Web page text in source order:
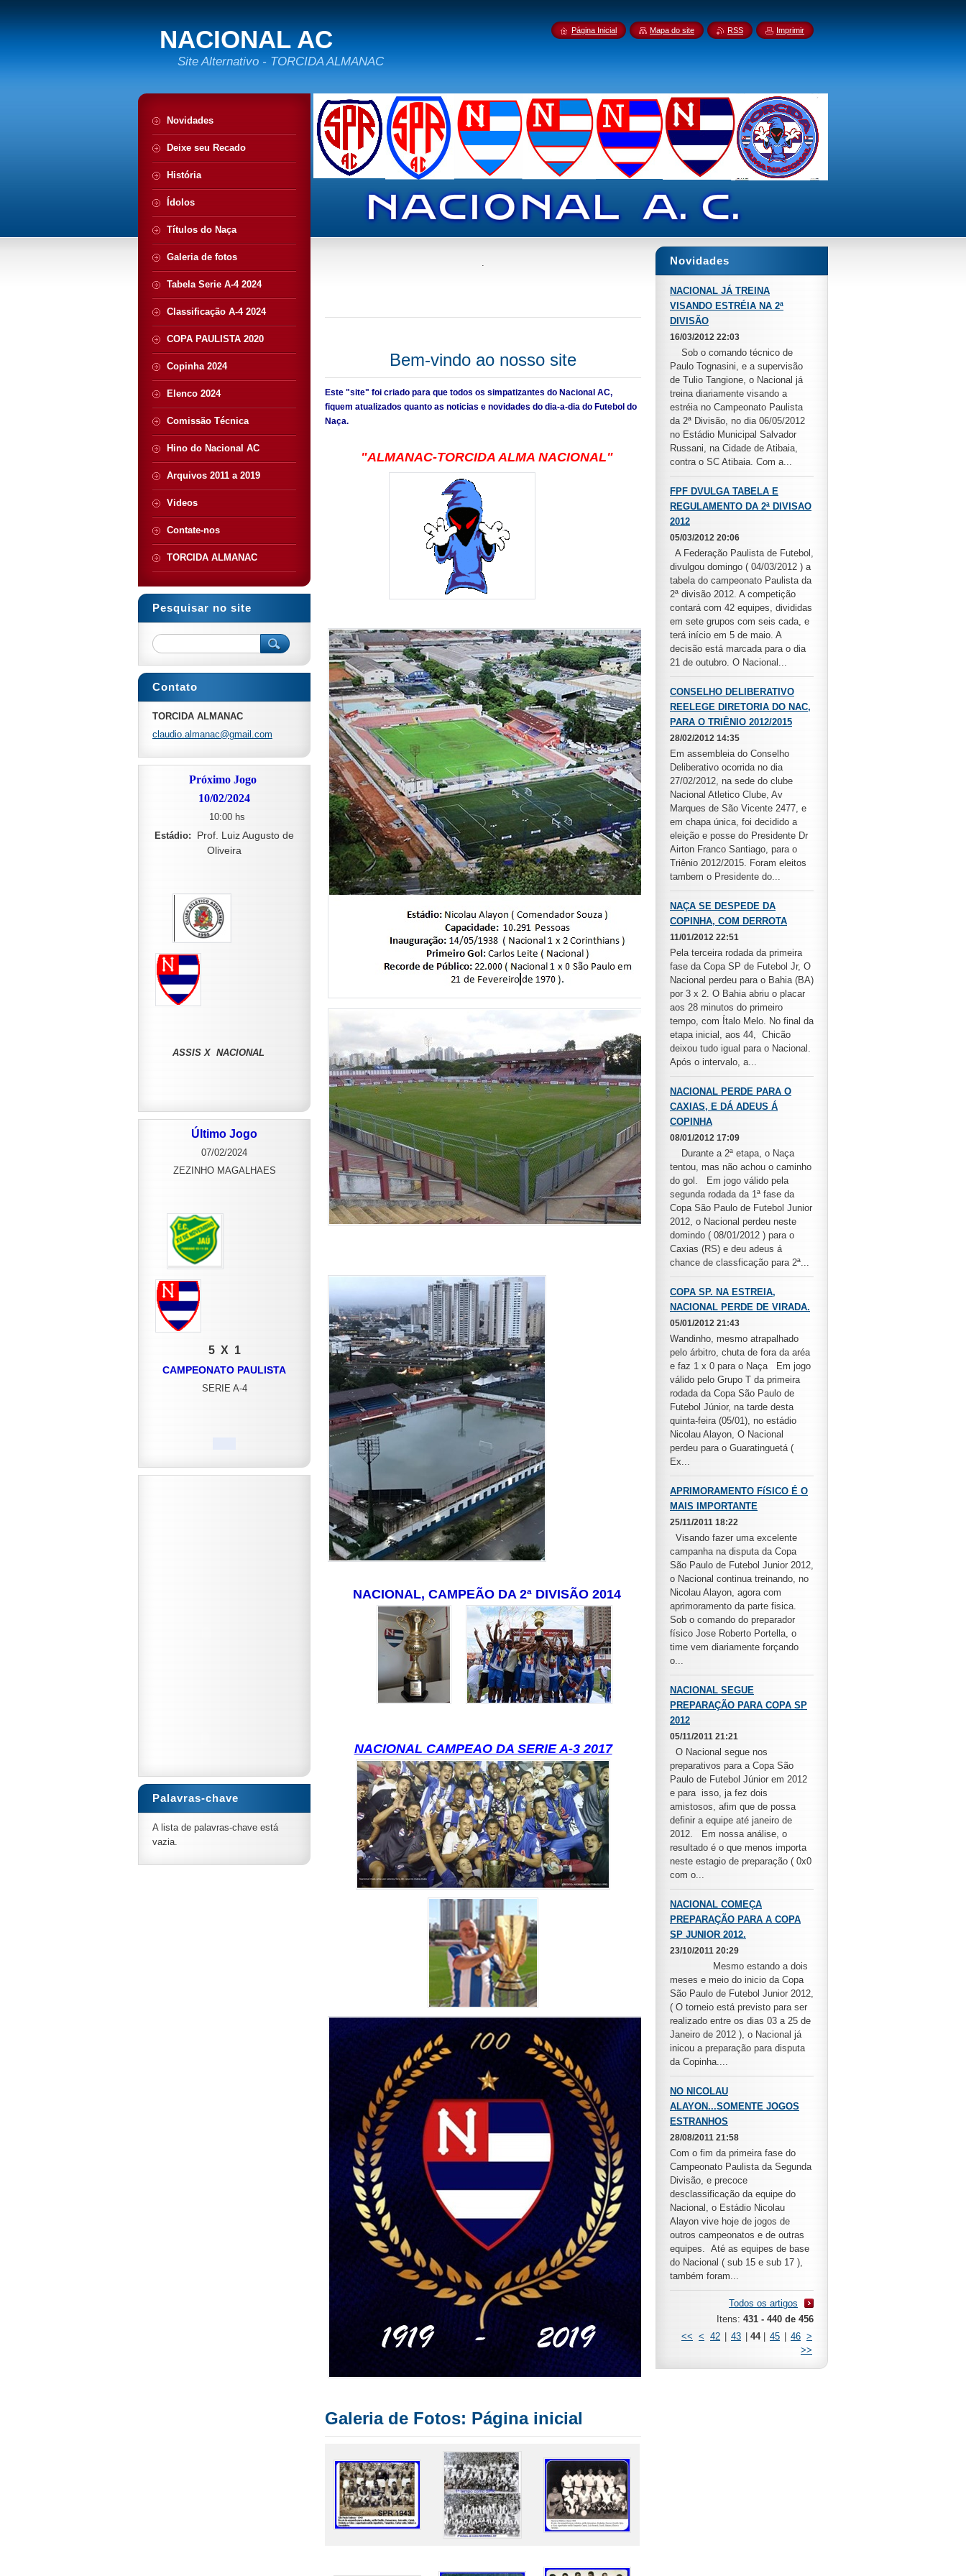
NACIONAL AC
Site Alternativo - TORCIDA ALMANAC
.
Bem-vindo ao nosso site
Este "site" foi criado para que todos os simpatizantes do Nacional AC,
fiquem atualizados quanto as noticias e novidades do dia-a-dia do Futebol do
Naça.
"ALMANAC-TORCIDA ALMA NACIONAL"
NACIONAL, CAMPEÃO DA 2ª DIVISÃO 2014
NACIONAL CAMPEAO DA SERIE A-3 2017
Galeria de Fotos: Página inicial
Novidades
NACIONAL JÁ TREINA
VISANDO ESTRÉIA NA 2ª
DIVISÃO
16/03/2012 22:03
Sob o comando técnico de
Paulo Tognasini, e a supervisão
de Tulio Tangione, o Nacional já
treina diariamente visando a
estréia no Campeonato Paulista
da 2ª Divisão, no dia 06/05/2012
no Estádio Municipal Salvador
Russani, na Cidade de Atibaia,
contra o SC Atibaia. Com a...
FPF DVULGA TABELA E
REGULAMENTO DA 2ª DIVISAO
2012
05/03/2012 20:06
A Federação Paulista de Futebol,
divulgou domingo ( 04/03/2012 ) a
tabela do campeonato Paulista da
2ª divisão 2012. A competição
contará com 42 equipes, divididas
em sete grupos com seis cada, e
terá início em 5 de maio. A
decisão está marcada para o dia
21 de outubro. O Nacional...
CONSELHO DELIBERATIVO
REELEGE DIRETORIA DO NAC,
PARA O TRIÊNIO 2012/2015
28/02/2012 14:35
Em assembleia do Conselho
Deliberativo ocorrida no dia
27/02/2012, na sede do clube
Nacional Atletico Clube, Av
Marques de São Vicente 2477, e
em chapa única, foi decidido a
eleição e posse do Presidente Dr
Airton Franco Santiago, para o
Triênio 2012/2015. Foram eleitos
tambem o Presidente do...
NAÇA SE DESPEDE DA
COPINHA, COM DERROTA
11/01/2012 22:51
Pela terceira rodada da primeira
fase da Copa SP de Futebol Jr, O
Nacional perdeu para o Bahia (BA)
por 3 x 2. O Bahia abriu o placar
aos 28 minutos do primeiro
tempo, com Ítalo Melo. No final da
etapa inicial, aos 44, Chicão
deixou tudo igual para o Nacional.
Após o intervalo, a...
NACIONAL PERDE PARA O
CAXIAS, E DÁ ADEUS Á
COPINHA
08/01/2012 17:09
Durante a 2ª etapa, o Naça
tentou, mas não achou o caminho
do gol. Em jogo válido pela
segunda rodada da 1ª fase da
Copa São Paulo de Futebol Junior
2012, o Nacional perdeu neste
domindo ( 08/01/2012 ) para o
Caxias (RS) e deu adeus á
chance de classficação para 2ª...
COPA SP. NA ESTREIA,
NACIONAL PERDE DE VIRADA.
05/01/2012 21:43
Wandinho, mesmo atrapalhado
pelo árbitro, chuta de fora da aréa
e faz 1 x 0 para o Naça Em jogo
válido pelo Grupo T da primeira
rodada da Copa São Paulo de
Futebol Júnior, na tarde desta
quinta-feira (05/01), no estádio
Nicolau Alayon, O Nacional
perdeu para o Guaratinguetá (
Ex...
APRIMORAMENTO FíSICO É O
MAIS IMPORTANTE
25/11/2011 18:22
Visando fazer uma excelente
campanha na disputa da Copa
São Paulo de Futebol Junior 2012,
o Nacional continua treinando, no
Nicolau Alayon, agora com
aprimoramento da parte fisica.
Sob o comando do preparador
físico Jose Roberto Portella, o
time vem diariamente forçando
o...
NACIONAL SEGUE
PREPARAÇÃO PARA COPA SP
2012
05/11/2011 21:21
O Nacional segue nos
preparativos para a Copa São
Paulo de Futebol Júnior em 2012
e para isso, ja fez dois
amistosos, afim que de possa
definir a equipe até janeiro de
2012. Em nossa análise, o
resultado é o que menos importa
neste estagio de preparação ( 0x0
com o...
NACIONAL COMEÇA
PREPARAÇÃO PARA A COPA
SP JUNIOR 2012.
23/10/2011 20:29
Mesmo estando a dois
meses e meio do inicio da Copa
São Paulo de Futebol Junior 2012,
( O torneio está previsto para ser
realizado entre os dias 03 a 25 de
Janeiro de 2012 ), o Nacional já
inicou a preparação para disputa
da Copinha....
NO NICOLAU
ALAYON...SOMENTE JOGOS
ESTRANHOS
28/08/2011 21:58
Com o fim da primeira fase do
Campeonato Paulista da Segunda
Divisão, e precoce
desclassificação da equipe do
Nacional, o Estádio Nicolau
Alayon vive hoje de jogos de
outros campeonatos e de outras
equipes. Até as equipes de base
do Nacional ( sub 15 e sub 17 ),
também foram...
Todos os artigos
Itens: 431 - 440 de 456
<< < 42 43 44 45 46 >
>>
Novidades
Deixe seu Recado
História
Ídolos
Títulos do Naça
Galeria de fotos
Tabela Serie A-4 2024
Classificação A-4 2024
COPA PAULISTA 2020
Copinha 2024
Elenco 2024
Comissão Técnica
Hino do Nacional AC
Arquivos 2011 a 2019
Videos
Contate-nos
TORCIDA ALMANAC
Pesquisar no site
Contato
TORCIDA ALMANAC
claudio.almanac@gmail.com
Próximo Jogo
10/02/2024
10:00 hs
Estádio:
Prof. Luiz Augusto de
Oliveira
ASSIS X NACIONAL
Último Jogo
07/02/2024
ZEZINHO MAGALHAES
5 X 1
CAMPEONATO PAULISTA
SERIE A-4
Palavras-chave
A lista de palavras-chave está
vazia.
Página Inicial Mapa do site RSS Imprimir